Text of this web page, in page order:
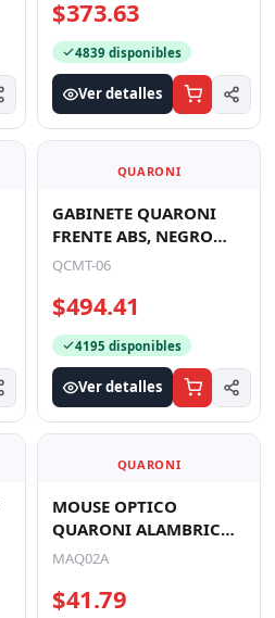
ZIGZAG/ FUEN
$373.63
4839 disponibles
Ver detalles
QUARONI
GABINETE QUARONI
FRENTE ABS, NEGRO
TIPO ALUMINO
ENCENDIDO Y PUERTO
QCMT-06
$494.41
4195 disponibles
Ver detalles
QUARONI
MOUSE OPTICO
QUARONI ALAMBRICO
COLOR AZUL 1200 DPI
MAQ02A
$41.79